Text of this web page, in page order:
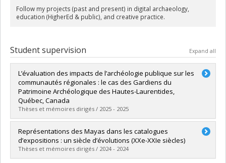
Follow my projects (past and present) in digital archaeology,
education (HigherEd & public), and creative practice.
Student supervision Expand all
L’évaluation des impacts de l’archéologie publique sur les
communautés régionales : le cas des Gardiens du
Patrimoine Archéologique des Hautes-Laurentides,
Québec, Canada
Thèses et mémoires dirigés / 2025 - 2025
Graduate :Vendetti, Alex
Cycle :Master's
Grade :M. Sc.
Lien vers le document dans Papyrus
Représentations des Mayas dans les catalogues
d’expositions : un siècle d’évolutions (XXe-XXIe siècles)
Thèses et mémoires dirigés / 2024 - 2024